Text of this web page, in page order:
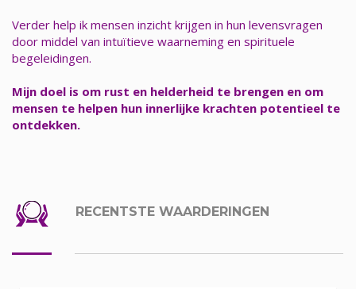
Verder help ik mensen inzicht krijgen in hun levensvragen
door middel van intuïtieve waarneming en spirituele
begeleidingen.
Mijn doel is om rust en helderheid te brengen en om
mensen te helpen hun innerlijke krachten potentieel te
ontdekken.
RECENTSTE WAARDERINGEN